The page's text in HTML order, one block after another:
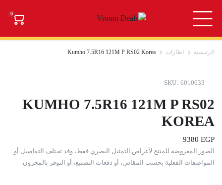
0
الرئيسية اطارات Kumho 7.5R16 121M P RS02 Korea
SKU: 6010633
KUMHO 7.5R16 121M P RS02
KOREA
9380 EGP
الصور المعروضة للمنتج لأغراض التمثيل البصري فقط، وقد تختلف التفاصيل أو
المواصفات الفعلية بحسب المقاس، أو دفعات التصنيع، أو التوفر بالمخزون.